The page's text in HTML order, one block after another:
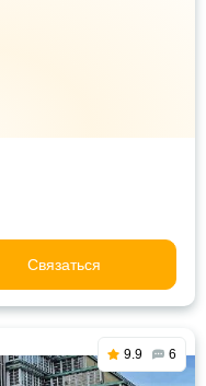
Связаться
9.9 6